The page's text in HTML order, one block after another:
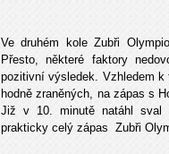
Ve druhém kole Zubři
Přesto, některé faktory
pozitivní výsledek. Vzhledem
hodně zraněných, na zápas s
Již v 10. minutě natáhl sval
prakticky celý zápas Zubři